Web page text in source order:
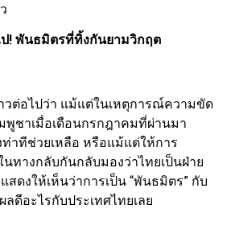
! พันธมิตรที่ทิ้งกันยามวิกฤต
วต่อไปว่า แม้แต่ในเหตุการณ์ความขัด
พูชาเมื่อเดือนกรกฎาคมที่ผ่านมา
าทีช่วยเหลือ หรือแม้แต่ให้การ
ทางกลับกันกลับมองว่าไทยเป็นฝ่าย
ดงให้เห็นว่าการเป็น “พันธมิตร” กับ
ดีอะไรกับประเทศไทยเลย